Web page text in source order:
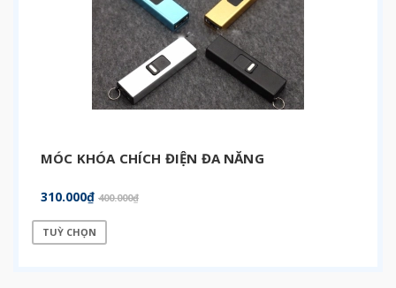
MÓC KHÓA CHÍCH ĐIỆN ĐA NĂNG
310.000₫ 400.000₫
TUỲ CHỌN